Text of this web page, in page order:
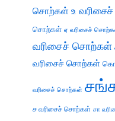
சொற்கள் உ
சொற்கள் ஏ வரிசைச்
வரிசைச் சொற்கள்
வரிசைச் சொற்கள் கொ
வரிசைச் சொற்கள்
ச வரிசைச் சொற்கள் சா